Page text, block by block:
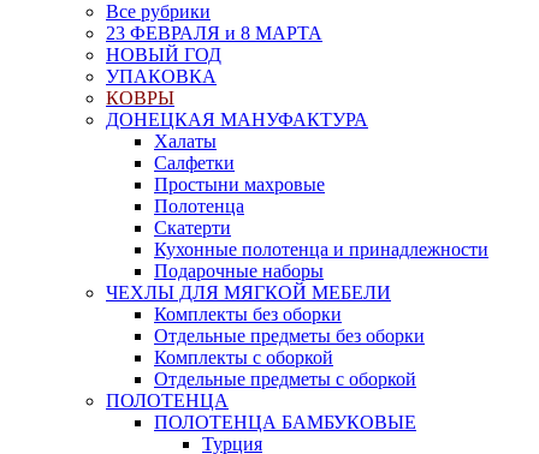
Все рубрики
23 ФЕВРАЛЯ и 8 МАРТА
НОВЫЙ ГОД
УПАКОВКА
КОВРЫ
ДОНЕЦКАЯ МАНУФАКТУРА
Халаты
Салфетки
Простыни махровые
Полотенца
Скатерти
Кухонные полотенца и принадлежности
Подарочные наборы
ЧЕХЛЫ ДЛЯ МЯГКОЙ МЕБЕЛИ
Комплекты без оборки
Отдельные предметы без оборки
Комплекты с оборкой
Отдельные предметы с оборкой
ПОЛОТЕНЦА
ПОЛОТЕНЦА БАМБУКОВЫЕ
Турция